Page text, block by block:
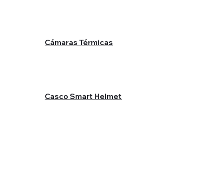
​Cámaras Térmicas
Casco Smart Helmet